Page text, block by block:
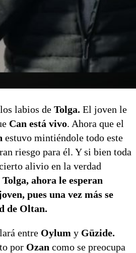
labios de Tolga. El joven le
Can está vivo. Ahora que el
estuvo mintiéndole todo este
riesgo para él. Y si bien toda
alivio en la verdad
Tolga, ahora le esperan
pues una vez más se
de Oltan.
entre Oylum y Güzide.
por Ozan como se preocupa